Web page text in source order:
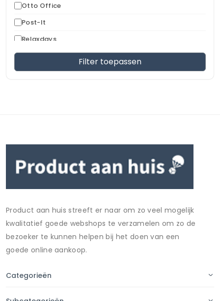
Otto Office
Post-It
Relaxdays
Wedo
Zeller
Filter toepassen
Product aan huis streeft er naar om zo veel mogelijk
kwalitatief goede webshops te verzamelen om zo de
bezoeker te kunnen helpen bij het doen van een
goede online aankoop.
Categorieën